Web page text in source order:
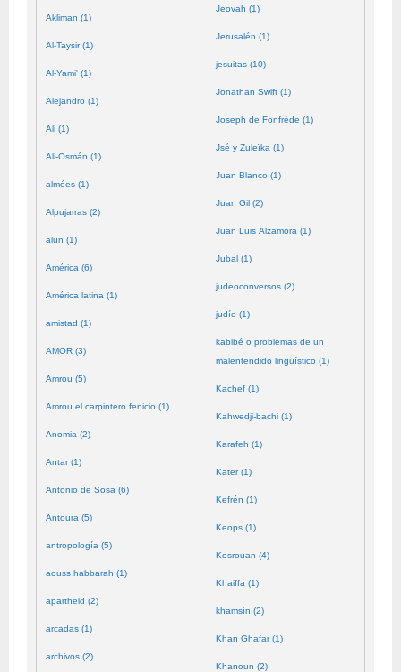
Akliman (1)
Al-Taysir (1)
Al-Yami' (1)
Alejandro (1)
Ali (1)
Ali-Osmán (1)
almées (1)
Alpujarras (2)
alun (1)
América (6)
América latina (1)
amistad (1)
AMOR (3)
Amrou (5)
Amrou el carpintero fenicio (1)
Anomia (2)
Antar (1)
Antonio de Sosa (6)
Antoura (5)
antropología (5)
aouss habbarah (1)
apartheid (2)
arcadas (1)
archivos (2)
Jeovah (1)
Jerusalén (1)
jesuitas (10)
Jonathan Swift (1)
Joseph de Fonfrède (1)
Jsé y Zuleïka (1)
Juan Blanco (1)
Juan Gil (2)
Juan Luis Alzamora (1)
Jubal (1)
judeoconversos (2)
judío (1)
kabibé o problemas de un
malentendido lingüístico (1)
Kachef (1)
Kahwedji-bachi (1)
Karafeh (1)
Kater (1)
Kefrén (1)
Keops (1)
Kesrouan (4)
Khaiffa (1)
khamsín (2)
Khan Ghafar (1)
Khanoun (2)